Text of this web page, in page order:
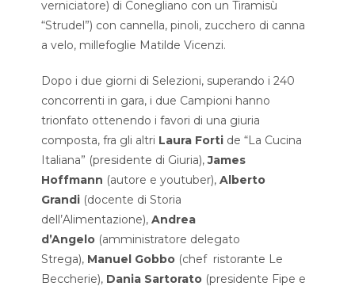
verniciatore) di Conegliano con un Tiramisù
“Strudel”) con cannella, pinoli, zucchero di canna
a velo, millefoglie Matilde Vicenzi.
Dopo i due giorni di Selezioni, superando i 240
concorrenti in gara, i due Campioni hanno
trionfato ottenendo i favori di una giuria
composta, fra gli altri Laura Fortide “La Cucina
Italiana” (presidente di Giuria),James
Hoffmann (autore e youtuber), Alberto
Grandi(docente di Storia
dell’Alimentazione), Andrea
d’Angelo(amministratore delegato
Strega), Manuel Gobbo(chef ristorante Le
Beccherie), Dania Sartorato(presidente Fipe e